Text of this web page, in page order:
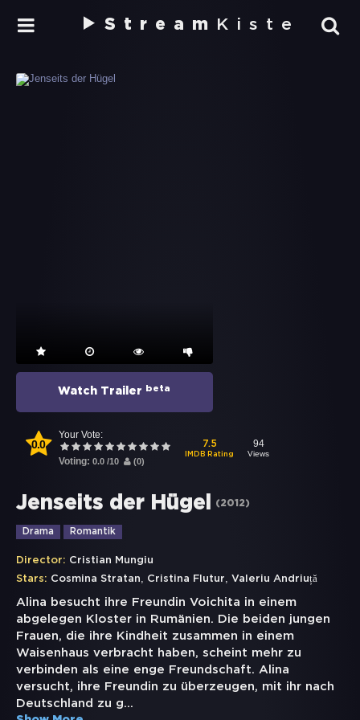
Stream Kiste
Watch Trailer beta
0.0
Your Vote:
Voting: 0.0 /10 (0)
7.5
IMDB Rating
94
Views
Jenseits der Hügel (2012)
Drama Romantik
Director: Cristian Mungiu
Stars: Cosmina Stratan, Cristina Flutur, Valeriu Andriuță
Alina besucht ihre Freundin Voichita in einem
abgelegen Kloster in Rumänien. Die beiden jungen
Frauen, die ihre Kindheit zusammen in einem
Waisenhaus verbracht haben, scheint mehr zu
verbinden als eine enge Freundschaft. Alina
versucht, ihre Freundin zu überzeugen, mit ihr nach
Deutschland zu g...